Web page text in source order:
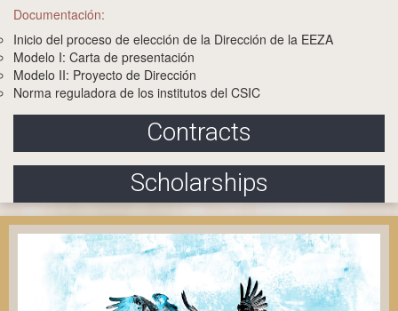
Documentación:
Inicio del proceso de elección de la Dirección de la EEZA
Modelo I: Carta de presentación
Modelo II: Proyecto de Dirección
Norma reguladora de los institutos del CSIC
Contracts
Scholarships